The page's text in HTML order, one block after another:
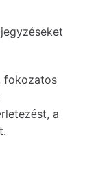
fokozatos
a